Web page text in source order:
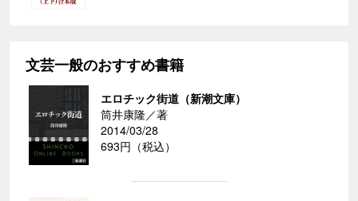
文芸一般のおすすめ書籍
エロチック街道（新潮文庫）
筒井康隆／著
2014/03/28
693円（税込）